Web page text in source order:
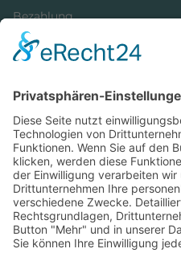
Bezahlung
Newsletter
Versandinformationen
Verfügbarkeit/Verträglichkeit
Rechtliches
Widerrufsrecht und
Impressum
Datenschutzerklärung